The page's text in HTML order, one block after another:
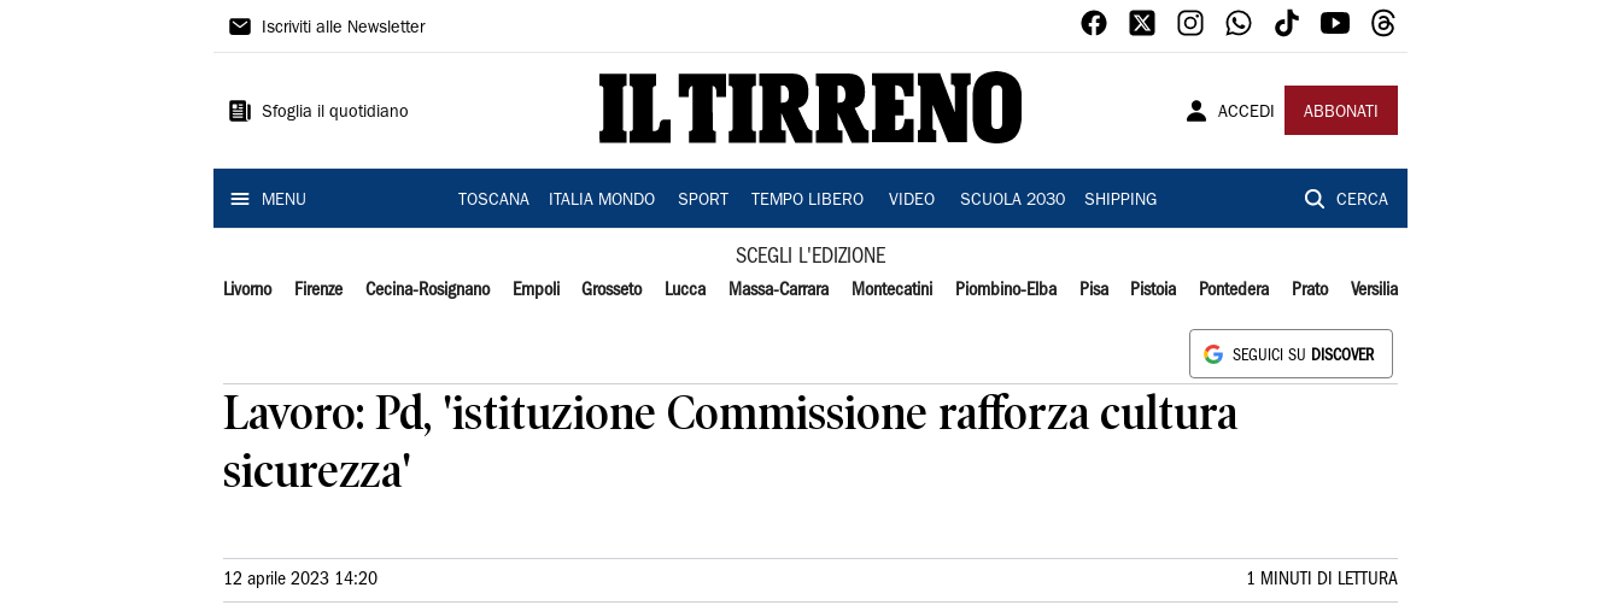
Il
Iscriviti alle Newsletter
Sfoglia il quotidiano ACCEDI ABBONATI
MENU TOSCANA ITALIA MONDO SPORT TEMPO LIBERO VIDEO SCUOLA 2030 SHIPPING CERCA
SCEGLI L'EDIZIONE
Livorno Firenze Cecina-Rosignano Empoli Grosseto Lucca Massa-Carrara Montecatini Piombino-Elba Pisa Pistoia Pontedera Prato Versilia
SEGUICI SU DISCOVER
Lavoro: Pd, 'istituzione Commissione rafforza cultura
sicurezza'
12 aprile 2023 14:20 1 MINUTI DI LETTURA